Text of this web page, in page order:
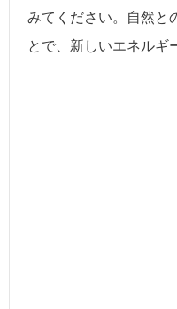
みてください。自然と
とで、新しいエネルギ